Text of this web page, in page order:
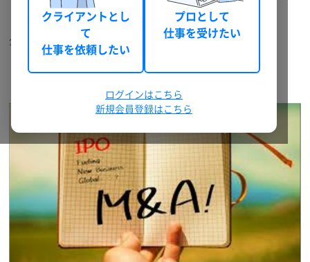
します
企業のM&AやIPOについてお悩みな事項をご相談下さい！
会計支援@Sato(sato0731) シルバー 7 件 0
クライアントとし
て
仕事を依頼したい
プロとして
仕事を受けたい
ログインはこちら
新規会員登録はこちら